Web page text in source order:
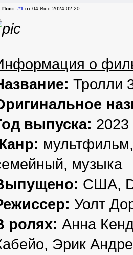
Пост: #1 от 04-Июн-2024 02:20
о
Тролли
выпуска: 2023
музыка
США,
Уолт
ролях: Анна
Эрик